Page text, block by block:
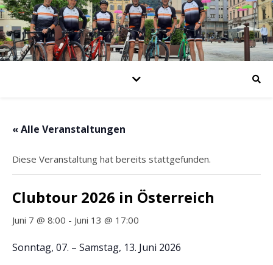
« Alle Veranstaltungen
Diese Veranstaltung hat bereits stattgefunden.
Clubtour 2026 in Österreich
Juni 7 @ 8:00 - Juni 13 @ 17:00
Sonntag, 07. – Samstag, 13. Juni 2026